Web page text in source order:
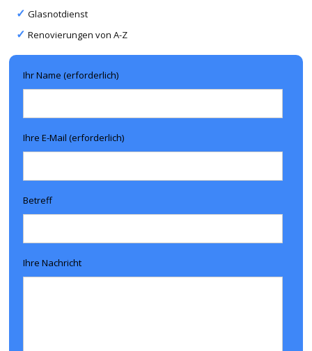
Glasnotdienst
Renovierungen von A-Z
Ihr Name (erforderlich)
Ihre E-Mail (erforderlich)
Betreff
Ihre Nachricht